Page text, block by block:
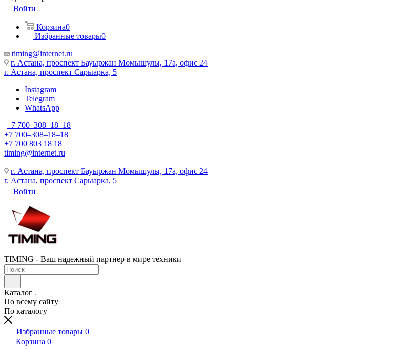
Войти
Корзина0
Избранные товары0
timing@internet.ru
г. Астана, проспект Бауыржан Момышулы, 17а, офис 24
г. Астана, проспект Сарыарка, 5
Instagram
Telegram
WhatsApp
+7 700‒308‒18‒18
+7 700‒308‒18‒18
+7 700 803 18 18
timing@internet.ru
г. Астана, проспект Бауыржан Момышулы, 17а, офис 24
г. Астана, проспект Сарыарка, 5
Войти
TIMING - Ваш надежный партнер в мире техники
Каталог
По всему сайту
По каталогу
Избранные товары 0
Корзина 0